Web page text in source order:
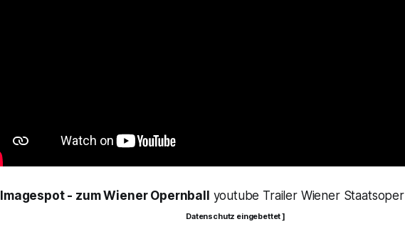
Imagespot - zum Wiener Opernball youtube Trailer Wiener Staatsoper
Datenschutz eingebettet ]